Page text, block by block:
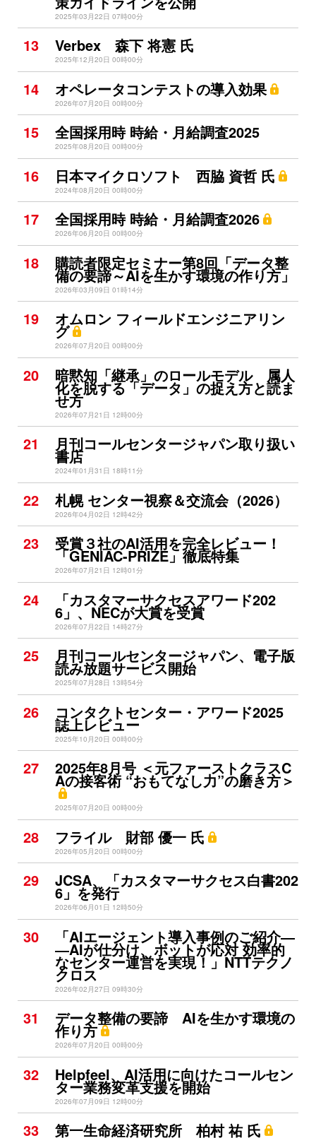
2025年03月22日 07時00分
13 Verbex 森下 将憲 氏
2025年12月20日 00時00分
14 オペレータコンテストの導入効果
2026年07月20日 00時00分
15 全国採用時 時給・月給調査2025
2025年08月20日 00時00分
16 日本マイクロソフト 西脇 資哲 氏
2024年08月20日 00時00分
17 全国採用時 時給・月給調査2026
2026年06月20日 00時00分
18 購読者限定セミナー第8回「データ整
備の要諦～AIを生かす環境の作り方」
2026年03月09日 01時14分
19 オムロン フィールドエンジニアリン
グ
2026年07月20日 00時00分
20 暗黙知「継承」のロールモデル 属人
化を脱する「データ」の捉え方と読ま
せ方
2026年07月21日 12時00分
21 月刊コールセンタージャパン取り扱い
書店
2024年01月31日 18時11分
22 札幌 センター視察＆交流会（2026）
2026年04月02日 12時42分
23 受賞３社のAI活用を完全レビュー！
「GENIAC-PRIZE」徹底特集
2026年07月21日 12時01分
24 「カスタマーサクセスアワード202
6」、NECが大賞を受賞
2026年07月22日 14時27分
25 月刊コールセンタージャパン、電子版
読み放題サービス開始
2025年07月28日 13時54分
26 コンタクトセンター・アワード2025
誌上レビュー
2025年10月20日 00時00分
27 2025年8月号 ＜元ファーストクラスC
Aの接客術 “おもてなし力”の磨き方＞
2025年07月20日 00時00分
28 フライル 財部 優一 氏
2026年05月20日 00時00分
29 JCSA、「カスタマーサクセス白書202
6」を発行
2026年06月01日 12時50分
30 「AIエージェント導入事例のご紹介―
―AIが仕分け、ボットが応対 効率的
なセンター運営を実現！」NTTテクノ
クロス
2026年02月27日 09時30分
31 データ整備の要諦 AIを生かす環境の
作り方
2026年07月20日 00時00分
32 Helpfeel、AI活用に向けたコールセン
ター業務変革支援を開始
2026年07月09日 12時00分
33 第一生命経済研究所 柏村 祐 氏